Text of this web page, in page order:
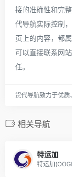
接的准确性和完
代导航实际控制
页上的内容，都
可以直接联系网
任。
货代导航致力于优质
相关导航
特运加